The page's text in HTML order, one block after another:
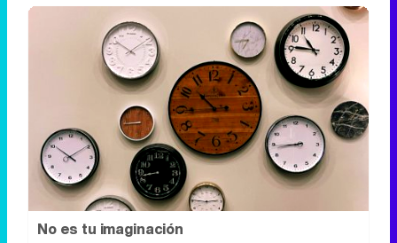
No es tu imaginación